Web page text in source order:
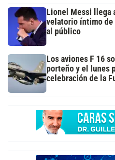
Lionel Messi llega
velatorio íntimo de
al público
Los aviones F 16
porteño y el lunes
celebración de la